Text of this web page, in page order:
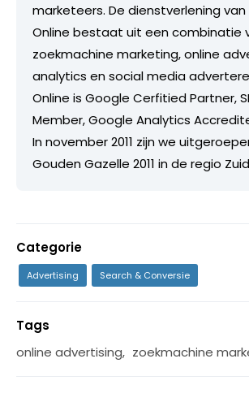
marketeers. De dienstverlening van
Online bestaat uit een combinatie
zoekmachine marketing, online
analytics en social media
Online is Google Cerfitied Partner,
Member, Google Analytics
In november 2011 zijn we
Gouden Gazelle 2011 in de regio
Categorie
Advertising Search & Conversie
Tags
online advertising, zoekmachine